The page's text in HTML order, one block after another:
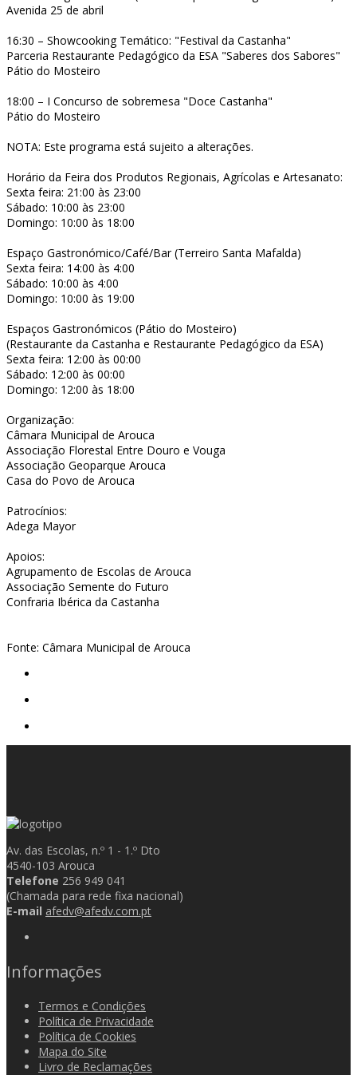
Avenida 25 de abril
16:30 – Showcooking Temático: "Festival da Castanha"
Parceria Restaurante Pedagógico da ESA "Saberes dos Sabores"
Pátio do Mosteiro
18:00 – I Concurso de sobremesa "Doce Castanha"
Pátio do Mosteiro
NOTA: Este programa está sujeito a alterações.
Horário da Feira dos Produtos Regionais, Agrícolas e Artesanato:
Sexta feira: 21:00 às 23:00
Sábado: 10:00 às 23:00
Domingo: 10:00 às 18:00
Espaço Gastronómico/Café/Bar (Terreiro Santa Mafalda)
Sexta feira: 14:00 às 4:00
Sábado: 10:00 às 4:00
Domingo: 10:00 às 19:00
Espaços Gastronómicos (Pátio do Mosteiro)
(Restaurante da Castanha e Restaurante Pedagógico da ESA)
Sexta feira: 12:00 às 00:00
Sábado: 12:00 às 00:00
Domingo: 12:00 às 18:00
Organização:
Câmara Municipal de Arouca
Associação Florestal Entre Douro e Vouga
Associação Geoparque Arouca
Casa do Povo de Arouca
Patrocínios:
Adega Mayor
Apoios:
Agrupamento de Escolas de Arouca
Associação Semente do Futuro
Confraria Ibérica da Castanha
Fonte: Câmara Municipal de Arouca
Av. das Escolas, n.º 1 - 1.º Dto
4540-103 Arouca
Telefone 256 949 041
(Chamada para rede fixa nacional)
E-mail afedv@afedv.com.pt
Informações
Termos e Condições
Política de Privacidade
Política de Cookies
Mapa do Site
Livro de Reclamações